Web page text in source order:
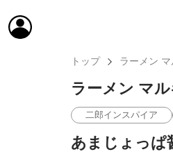
トップ ラーメン マ
ラーメン マ
二郎インスパイア
あまじょっぱ